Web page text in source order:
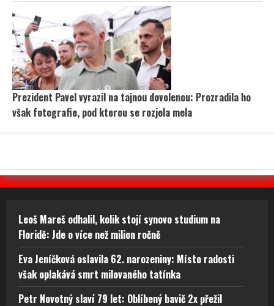
Prezident Pavel vyrazil na tajnou dovolenou: Prozradila ho
však fotografie, pod kterou se rozjela mela
Leoš Mareš odhalil, kolik stojí synovo studium na
Floridě: Jde o více než milion ročně
Eva Jeníčková oslavila 62. narozeniny: Místo radosti
však oplakává smrt milovaného tatínka
Petr Novotný slaví 79 let: Oblíbený bavič 2x přežil